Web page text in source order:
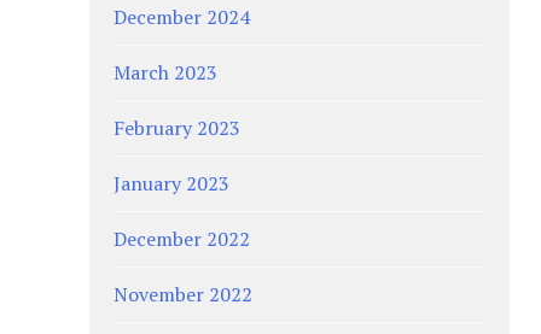
December 2024
March 2023
February 2023
January 2023
December 2022
November 2022